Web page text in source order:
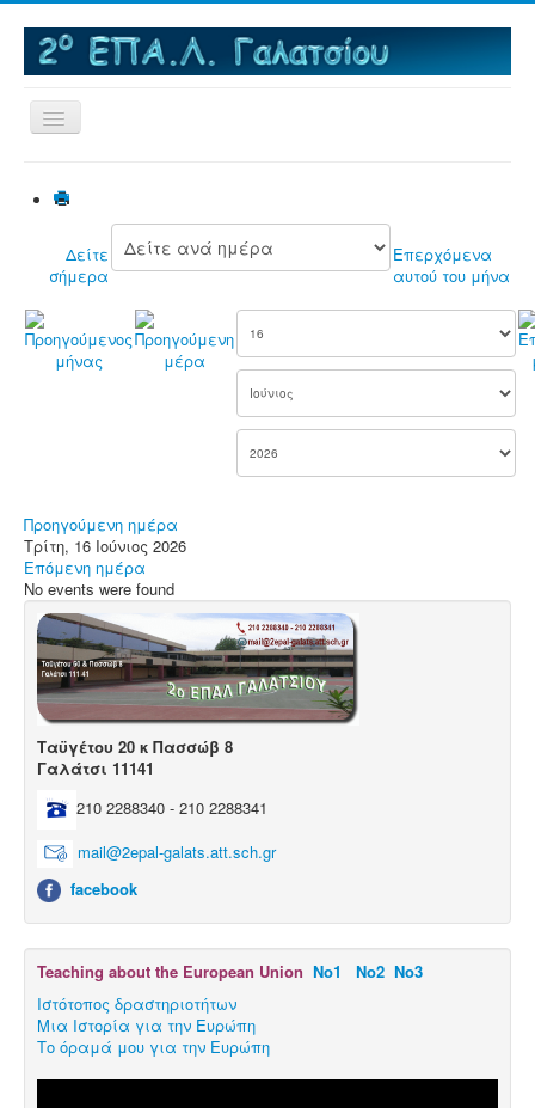
Εναλλαγή
πλοήγησης
MNAE - Μια Νέα Αρχή στα ΕΠΑΛ
Δραστηριότητες
Μαθητικές Εργασίες
Πρόγραμμα Erasmus+
Μαθητεία.
Δείτε
σήμερα
Επερχόμενα
αυτού του μήνα
Προηγούμενη ημέρα
Τρίτη, 16 Ιούνιος 2026
Επόμενη ημέρα
No events were found
Ταϋγέτου 20 κ Πασσώβ 8
Γαλάτσι 11141
210 2288340 - 210 2288341
mail@2epal-galats.att.sch.gr
facebook
Teaching about the European Union Νο1 Νο2 Νο3
Ιστότοπος δραστηριοτήτων
Μια Ιστορία για την Ευρώπη
Το όραμά μου για την Ευρώπη